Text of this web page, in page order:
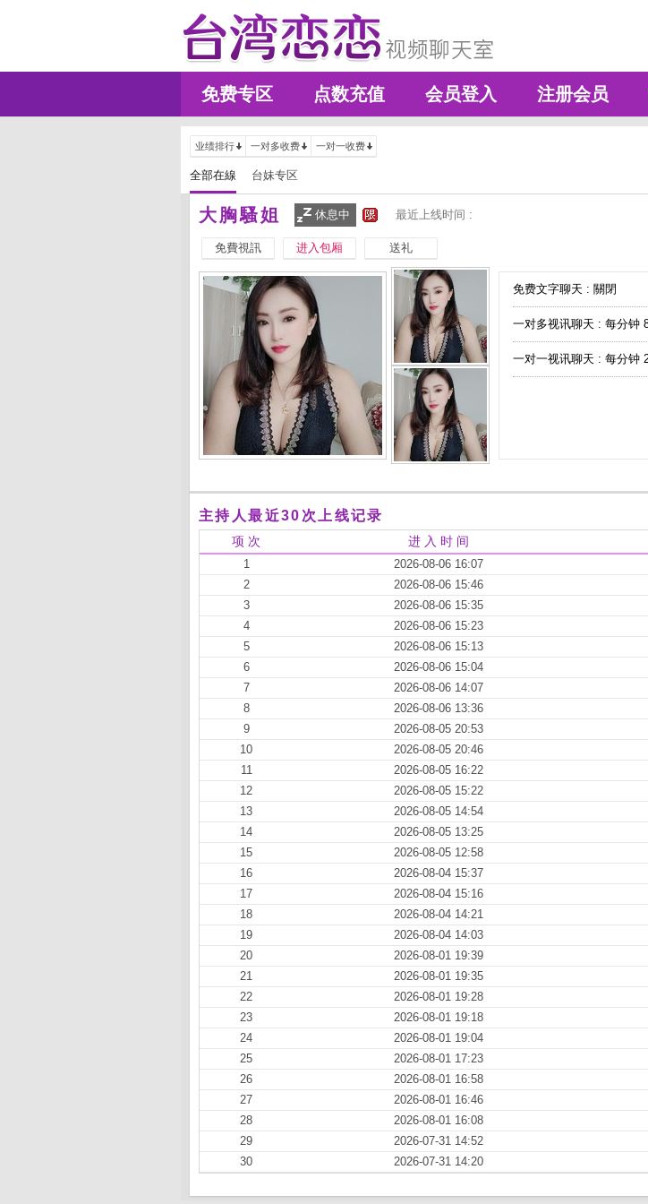
免费专区 点数充值 会员登入 注册会员
业绩排行 一对多收费 一对一收费
全部在線 台妹专区
大胸騷姐 休息中 最近上线时间 :
免費視訊 进入包厢 送礼
免费文字聊天 : 關閉
一对多视讯聊天 : 每分钟
一对一视讯聊天 : 每分钟
主持人最近30次上线记录
项 次 进 入 时 间
1 2026-08-06 16:07
2
2026-08-06 15:46
3
2026-08-06 15:35
4
2026-08-06 15:23
5
2026-08-06 15:13
6
2026-08-06 15:04
7
2026-08-06 14:07
8
2026-08-06 13:36
9
2026-08-05 20:53
10
2026-08-05 20:46
11
2026-08-05 16:22
12
2026-08-05 15:22
13
2026-08-05 14:54
14
2026-08-05 13:25
15
2026-08-05 12:58
16
2026-08-04 15:37
17
2026-08-04 15:16
18
2026-08-04 14:21
19
2026-08-04 14:03
20
2026-08-01 19:39
21
2026-08-01 19:35
22
2026-08-01 19:28
23
2026-08-01 19:18
24
2026-08-01 19:04
25
2026-08-01 17:23
26
2026-08-01 16:58
27
2026-08-01 16:46
28
2026-08-01 16:08
29
2026-07-31 14:52
30
2026-07-31 14:20